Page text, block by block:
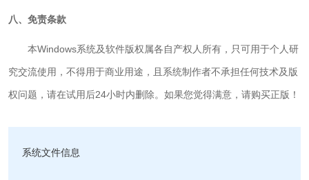
八、免责条款
本Windows系统及软件版权属各自产权人所有，只可用于个人研
究交流使用，不得用于商业用途，且系统制作者不承担任何技术及版
权问题，请在试用后24小时内删除。如果您觉得满意，请购买正版！
系统文件信息